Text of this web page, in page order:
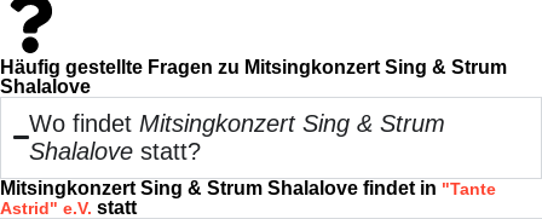
Häufig gestellte Fragen zu Mitsingkonzert Sing & Strum
Shalalove
Wo findetMitsingkonzert Sing & Strum
Shalalove statt?
Mitsingkonzert Sing & Strum Shalalove findet in "Tante
Astrid" e.V. statt